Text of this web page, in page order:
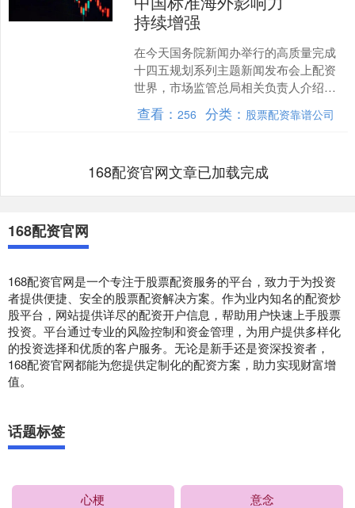
持续增强
在今天国务院新闻办举行的高质量完成
十四五规划系列主题新闻发布会上配资
世界，市场监管总局相关负责人介绍，
标准是经济社会发展的重要技术支撑，
也是国际贸易的重要技术规....
查看：256 分类： 股票配资靠谱公司
168配资官网文章已加载完成
168配资官网
168配资官网是一个专注于股票配资服务的平台，致力于为投资
者提供便捷、安全的股票配资解决方案。作为业内知名的配资炒
股平台，网站提供详尽的配资开户信息，帮助用户快速上手股票
投资。平台通过专业的风险控制和资金管理，为用户提供多样化
的投资选择和优质的客户服务。无论是新手还是资深投资者，
168配资官网都能为您提供定制化的配资方案，助力实现财富增
值。
话题标签
心梗 意念